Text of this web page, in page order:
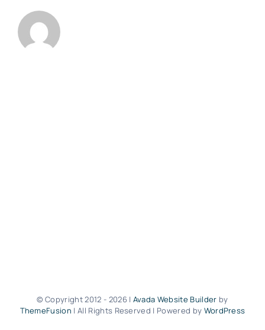
© Copyright 2012 - 2026 | Avada Website Builder by
ThemeFusion | All Rights Reserved | Powered by WordPress